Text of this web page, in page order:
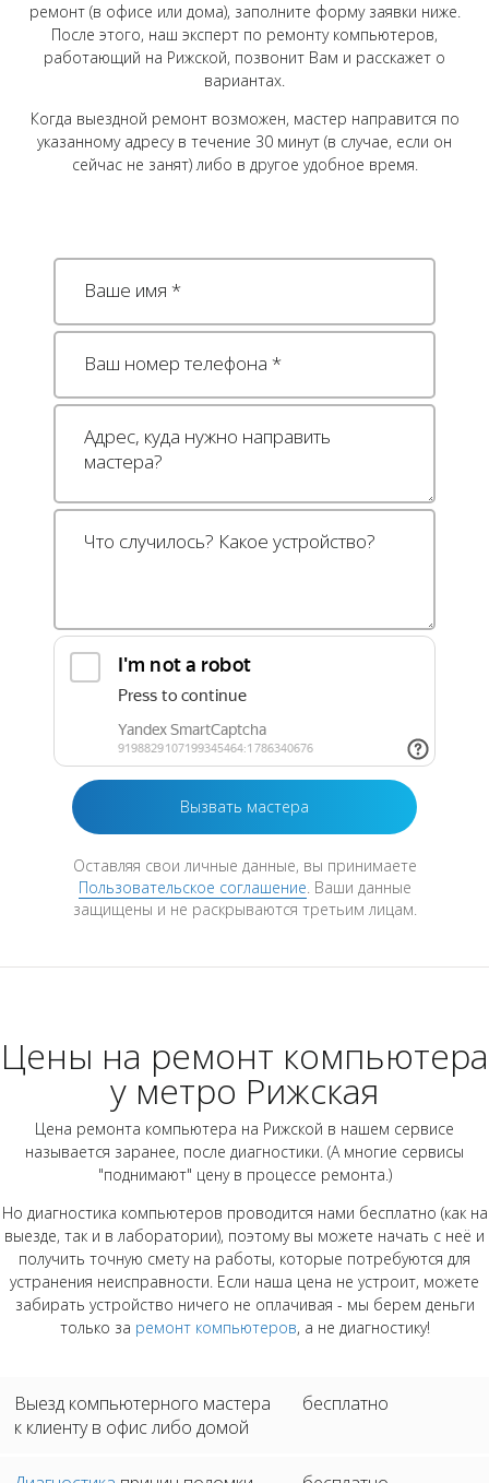
ремонт (в офисе или дома), заполните форму заявки ниже.
После этого, наш эксперт по ремонту компьютеров,
работающий на Рижской, позвонит Вам и расскажет о
вариантах.
Когда выездной ремонт возможен, мастер направится по
указанному адресу в течение 30 минут (в случае, если он
сейчас не занят) либо в другое удобное время.
Оставляя свои личные данные, вы принимаете
Пользовательское соглашение. Ваши данные
защищены и не раскрываются третьим лицам.
Цены на ремонт компьютера
у метро Рижская
Цена ремонта компьютера на Рижской в нашем сервисе
называется заранее, после диагностики. (А многие сервисы
"поднимают" цену в процессе ремонта.)
Но диагностика компьютеров проводится нами бесплатно (как на
выезде, так и в лаборатории), поэтому вы можете начать с неё и
получить точную смету на работы, которые потребуются для
устранения неисправности. Если наша цена не устроит, можете
забирать устройство ничего не оплачивая - мы берем деньги
только за ремонт компьютеров, а не диагностику!
Выезд компьютерного мастера
к клиенту в офис либо домой
бесплатно